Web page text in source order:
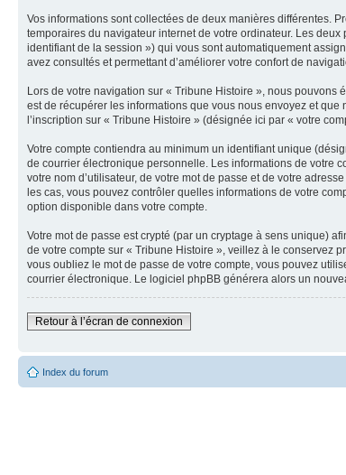
Vos informations sont collectées de deux manières différentes.
temporaires du navigateur internet de votre ordinateur. Les
identifiant de la session ») qui vous sont automatiquement
avez consultés et permettant d’améliorer votre confort de
Lors de votre navigation sur « Tribune Histoire », nous
est de récupérer les informations que vous nous envoyez et
l’inscription sur « Tribune Histoire » (désignée ici par « votre
Votre compte contiendra au minimum un identifiant unique
de courrier électronique personnelle. Les informations de votre
votre nom d’utilisateur, de votre mot de passe et de votre
les cas, vous pouvez contrôler quelles informations de votre
option disponible dans votre compte.
Votre mot de passe est crypté (par un cryptage à sens unique)
de votre compte sur « Tribune Histoire », veillez à le conservez
vous oubliez le mot de passe de votre compte, vous pouvez
courrier électronique. Le logiciel phpBB générera alors un
Retour à l’écran de connexion
Index du forum